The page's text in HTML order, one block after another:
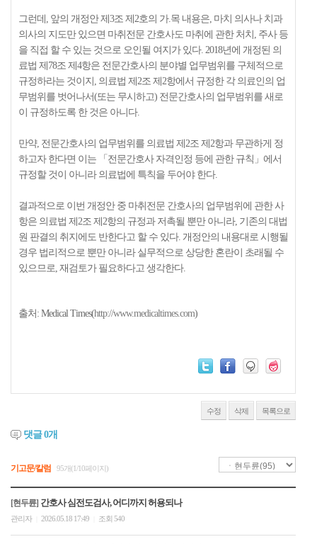
그런데, 앞의 개정안 제3조 제2호의 가.목 내용은, 마치 의사나 치과
의사의 지도만 있으면 마취전문 간호사도 마취에 관한 처치, 주사 등
을 직접 할 수 있는 것으로 오인될 여지가 있다. 2018년에 개정된 의
료법 제78조 제4항은 전문간호사의 분야별 업무범위를 구체적으로
규정하라는 것이지, 의료법 제2조 제2항에서 규정한 각 의료인의 업
무범위를 벗어나서(또는 무시하고) 전문간호사의 업무범위를 새로
이 규정하도록 한 것은 아니다.
만약, 전문간호사의 업무범위를 의료법 제2조 제2항과 무관하게 정
하고자 한다면 이는 「전문간호사 자격인정 등에 관한 규칙」에서
규정할 것이 아니라 의료법에 특칙을 두어야 한다.
결과적으로 이번 개정안 중 마취전문 간호사의 업무범위에 관한 사
항은 의료법 제2조 제2항의 규정과 저촉될 뿐만 아니라, 기존의 대법
원 판결의 취지에도 반한다고 할 수 있다. 개정안의 내용대로 시행될
경우 법리적으로 뿐만 아니라 실무적으로 상당한 혼란이 초래될 수
있으므로, 재검토가 필요하다고 생각한다.
출처: Medical Times(http://www.medicaltimes.com)
수정 삭제 목록으로
댓글0개
기고문/칼럼 95개(1/10페이지)
[현두륜] 간호사 심전도검사, 어디까지 허용되나
관리자 2026.05.18 17:49 조회 540